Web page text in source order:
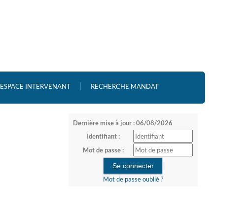
ESPACE INTERVENANT RECHERCHE MANDAT
Dernière mise à jour : 06/08/2026
Identifiant :
Mot de passe :
Mot de passe oublié ?